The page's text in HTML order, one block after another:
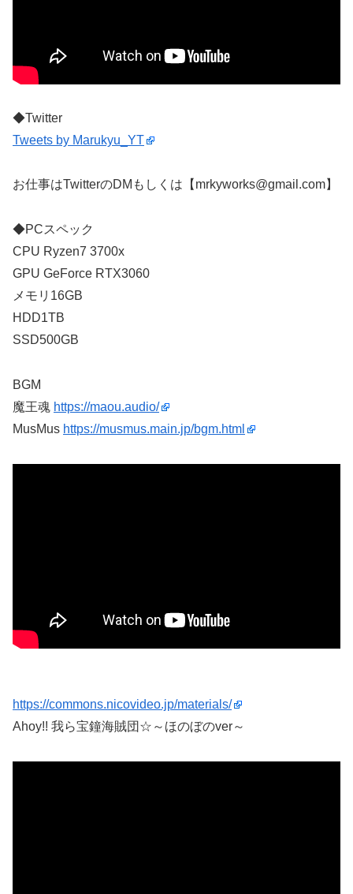
◆Twitter
Tweets by Marukyu_YT
お仕事はTwitterのDMもしくは【mrkyworks@gmail.com】
◆PCスペック
CPU Ryzen7 3700x
GPU GeForce RTX3060
メモリ16GB
HDD1TB
SSD500GB
BGM
魔王魂 https://maou.audio/
MusMus https://musmus.main.jp/bgm.html
https://commons.nicovideo.jp/materials/
Ahoy!! 我ら宝鐘海賊団☆～ほのぼのver～